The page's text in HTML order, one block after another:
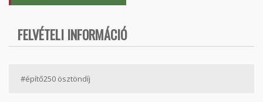
FELVÉTELI INFORMÁCIÓ
#építő250 ösztöndíj